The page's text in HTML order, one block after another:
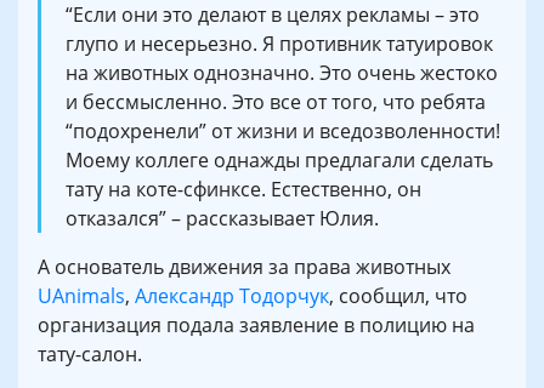
“Если они это делают в целях рекламы – это
глупо и несерьезно. Я противник татуировок
на животных однозначно. Это очень жестоко
и бессмысленно. Это все от того, что ребята
“подохренели” от жизни и вседозволенности!
Моему коллеге однажды предлагали сделать
тату на коте-сфинксе. Естественно, он
отказался” – рассказывает Юлия.
А основатель движения за права животных
UAnimals, Александр Тодорчук, сообщил, что
организация подала заявление в полицию на
тату-салон.